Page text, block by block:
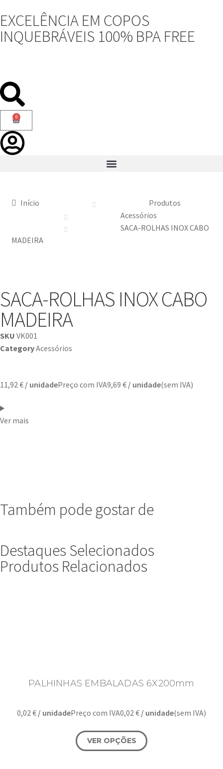
EXCELÊNCIA EM COPOS
INQUEBRÁVEIS 100% BPA FREE
0
Início
Produtos
Acessórios
SACA-ROLHAS INOX CABO
MADEIRA
SACA-ROLHAS INOX CABO
MADEIRA
SKU VK001
CategoryAcessórios
11,92 € / unidadePreço com IVA9,69 € / unidade(sem IVA)
Ver mais
Também pode gostar de
Destaques Selecionados
Produtos Relacionados
PALHINHAS EMBALADAS 6X200mm
0,02 € / unidadePreço com IVA0,02 € / unidade(sem IVA)
VER OPÇÕES